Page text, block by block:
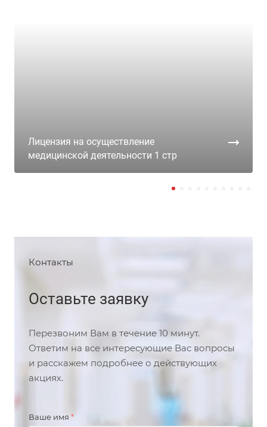
Лицензия на осуществление
медицинской деятельности 1 стр
Контакты
Оставьте заявку
Перезвоним Вам в течение 10 минут.
Ответим на все интересующие Вас вопросы
и расскажем подробнее о действующих
акциях.
Ваше имя *